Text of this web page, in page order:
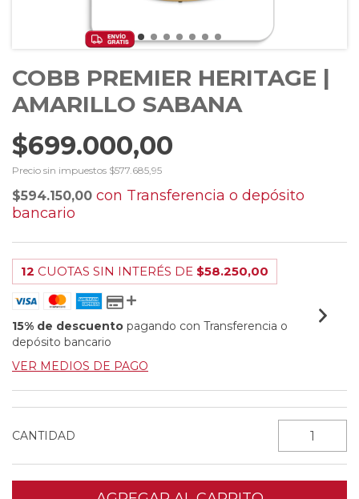
COBB PREMIER HERITAGE |
AMARILLO SABANA
$699.000,00
Precio sin impuestos $577.685,95
$594.150,00 con Transferencia o depósito
bancario
12 CUOTAS SIN INTERÉS DE $58.250,00
15% de descuento pagando con Transferencia o
depósito bancario
VER MEDIOS DE PAGO
CANTIDAD